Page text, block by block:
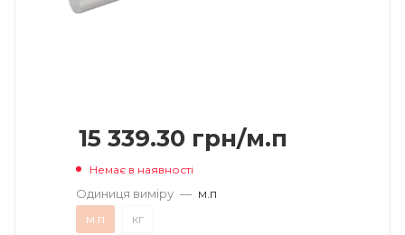
15 339.30 грн/м.п
Немає в наявності
Одиниця виміру — м.п
м.п
кг